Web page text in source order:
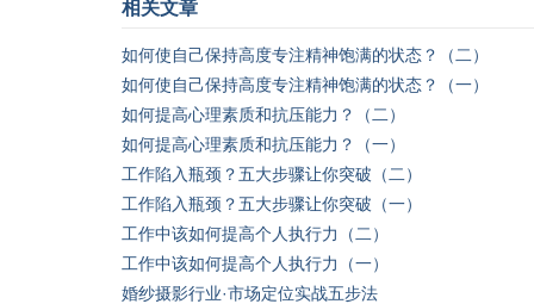
相关文章
如何使自己保持高度专注精神饱满的状态？（二）
如何使自己保持高度专注精神饱满的状态？（一）
如何提高心理素质和抗压能力？（二）
如何提高心理素质和抗压能力？（一）
工作陷入瓶颈？五大步骤让你突破（二）
工作陷入瓶颈？五大步骤让你突破（一）
工作中该如何提高个人执行力（二）
工作中该如何提高个人执行力（一）
婚纱摄影行业·市场定位实战五步法